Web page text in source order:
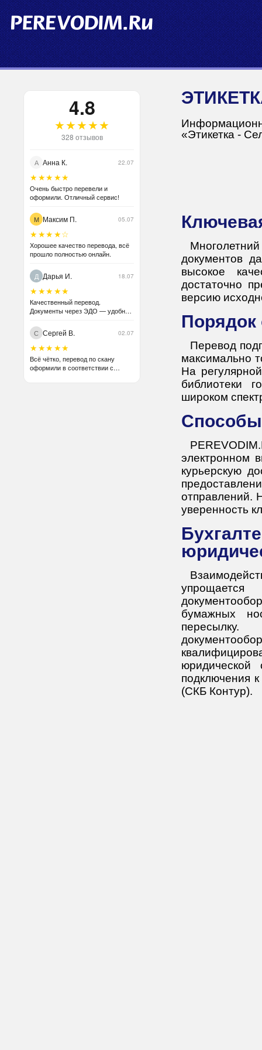
4.8
★★★★★
328 отзывов
А Анна К. 22.07
★★★★★
Очень быстро перевели и
оформили. Отличный сервис!
М Максим П. 05.07
★★★★☆
Хорошее качество перевода, всё
прошло полностью онлайн.
Д Дарья И. 18.07
★★★★★
Качественный перевод.
Документы через ЭДО — удобно
С Сергей В. 02.07
★★★★★
Всё чётко, перевод по скану
оформили в соответствии с
«Этикетка -
документов
высокое
достаточно
версию
Перевод
максимально
На
библиотеки
широком
электронном
курьерскую
отправлений.
уверенность
Бухгалтерское сопровождение для
бумажных
юридической
подключения
(СКБ Контур).